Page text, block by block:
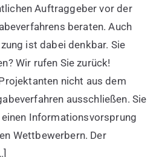
Auftraggeber vor der
beraten. Auch
ist dabei denkbar. Sie
Wir rufen Sie zurück!
nicht aus dem
ausschließen. Sie
Informationsvorsprung
Wettbewerbern. Der